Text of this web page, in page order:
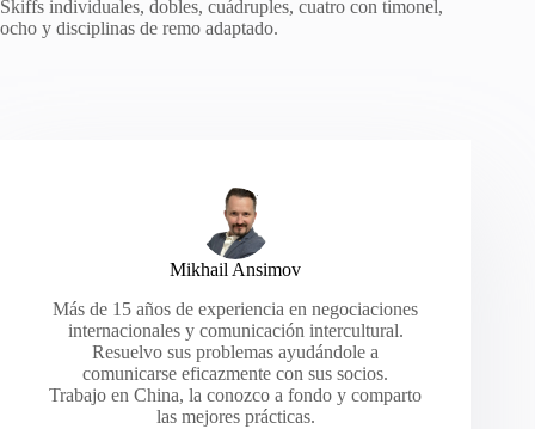
Skiffs individuales, dobles, cuádruples, cuatro con timonel,
ocho y disciplinas de remo adaptado.
Mikhail Ansimov
Más de 15 años de experiencia en negociaciones
internacionales y comunicación intercultural.
Resuelvo sus problemas ayudándole a
comunicarse eficazmente con sus socios.
Trabajo en China, la conozco a fondo y comparto
las mejores prácticas.